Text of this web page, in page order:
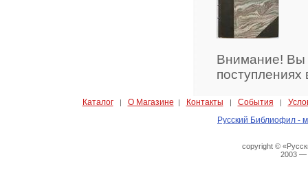
Внимание! Вы
Каталог| О Магазине | Контакты | События |
Русский Библиофил -
copyright ©
2003 —